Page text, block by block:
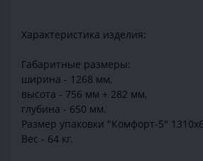
Характеристика изделия:
Габаритные размеры:
ширина - 1268 мм,
высота - 756 мм + 282 мм,
глубина - 650 мм.
Размер упаковки "Комфорт-5"
Вес - 64 кг.